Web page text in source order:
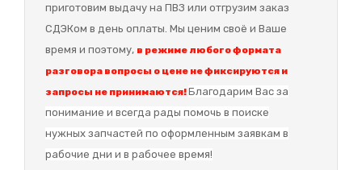
приготовим выдачу на ПВЗ или отгрузим заказ
СДЭКом в день оплаты. Мы ценим своё и Ваше
время и поэтому, в режиме любого формата
разговора вопросы о цене не фиксируются и
запросы не принимаются!Благодарим Вас за
понимание и всегда рады помочь в поиске
нужных запчастей по оформленным заявкам в
рабочие дни и в рабочее время!